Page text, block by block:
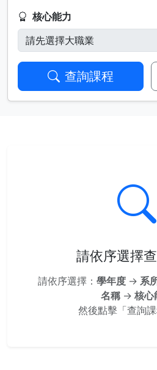
核心能力
查詢課程
請依序選擇
請依序選擇： 學年度→ 系
名稱→ 核心
然後點擊「查詢